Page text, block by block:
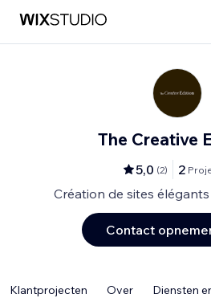
The Creative
5,0 (2) 2
Création de sites
Contact
Klantprojecten Over Diensten